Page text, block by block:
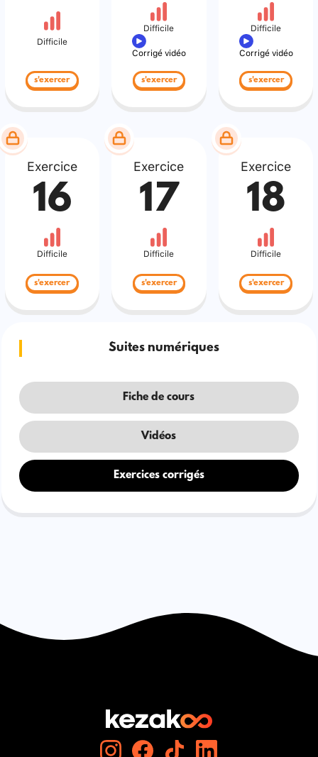
Difficile
s'exercer
Difficile
Corrigé vidéo
s'exercer
Difficile
Corrigé vidéo
s'exercer
Exercice
16
Difficile
s'exercer
Exercice
17
Difficile
s'exercer
Exercice
18
Difficile
s'exercer
Suites numériques
Fiche de cours
Vidéos
Exercices corrigés